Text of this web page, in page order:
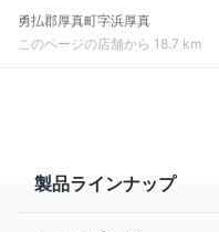
勇払郡厚真町字浜厚真
このページの店舗から 18.7 km
製品ラインナップ